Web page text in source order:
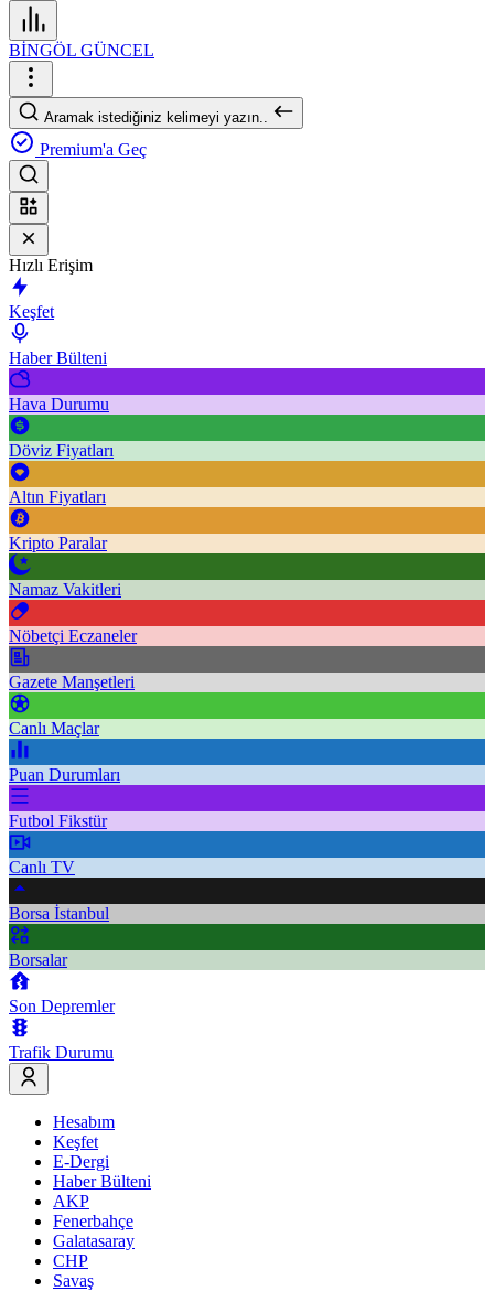
BİNGÖL GÜNCEL
Aramak istediğiniz kelimeyi yazın..
Premium'a Geç
Hızlı Erişim
Keşfet
Haber Bülteni
Hava Durumu
Döviz Fiyatları
Altın Fiyatları
Kripto Paralar
Namaz Vakitleri
Nöbetçi Eczaneler
Gazete Manşetleri
Canlı Maçlar
Puan Durumları
Futbol Fikstür
Canlı TV
Borsa İstanbul
Borsalar
Son Depremler
Trafik Durumu
Hesabım
Keşfet
E-Dergi
Haber Bülteni
AKP
Fenerbahçe
Galatasaray
CHP
Savaş